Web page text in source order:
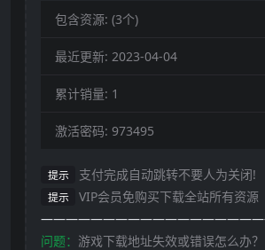
包含资源: (3个)
最近更新: 2023-04-04
累计销量: 1
激活密码: 973495
提示 支付完成自动跳转不要人为关闭!
提示
VIP会员免购买下载全站所有资源
问题： 游戏下载地址失效或错误怎么办？